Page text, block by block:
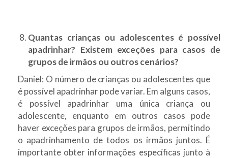
Quantas crianças ou adolescentes é possível
apadrinhar? Existem exceções para casos de
grupos de irmãos ou outros cenários?
Daniel: O número de crianças ou adolescentes que
é possível apadrinhar pode variar. Em alguns casos,
é possível apadrinhar uma única criança ou
adolescente, enquanto em outros casos pode
haver exceções para grupos de irmãos, permitindo
o apadrinhamento de todos os irmãos juntos. É
importante obter informações específicas junto à